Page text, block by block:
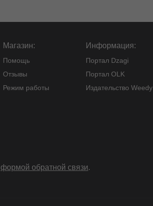
Магазин:
Помощь
Отзывы
Режим работы
Информация:
Портал Dzagi
Портал OLK
Издательство Weedy
формой обратной связи.